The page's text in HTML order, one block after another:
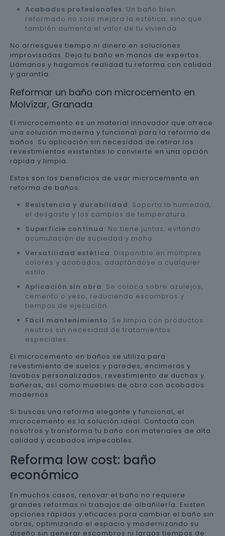
Acabados profesionales: Un baño bien
reformado no solo mejora la estética, sino que
también aumenta el valor de tu vivienda.
No arriesgues tiempo ni dinero en soluciones
improvisadas. Deja tu baño en manos de expertos.
Llámanos y hagamos realidad tu reforma con calidad
y garantía.
Reformar un baño con microcemento en
Molvízar, Granada
El microcemento es un material innovador que ofrece
una solución moderna y funcional para la reforma de
baños. Su aplicación sin necesidad de retirar los
revestimientos existentes lo convierte en una opción
rápida y limpia.
Estos son los beneficios de usar microcemento en
reforma de baños:
Resistencia y durabilidad: Soporta la humedad,
el desgaste y los cambios de temperatura.
Superficie continua: No tiene juntas, evitando
acumulación de suciedad y moho.
Versatilidad estética: Disponible en múltiples
colores y acabados, adaptándose a cualquier
estilo.
Aplicación sin obra: Se coloca sobre azulejos,
cemento o yeso, reduciendo escombros y
tiempos de ejecución.
Fácil mantenimiento: Se limpia con productos
neutros sin necesidad de tratamientos
especiales.
El microcemento en baños se utiliza para
revestimiento de suelos y paredes, encimeras y
lavabos personalizados, revestimiento de duchas y
bañeras, así como muebles de obra con acabados
modernos.
Si buscas una reforma elegante y funcional, el
microcemento es la solución ideal. Contacta con
nosotros y transforma tu baño con materiales de alta
calidad y acabados impecables.
Reforma low cost: baño
económico
En muchos casos, renovar el baño no requiere
grandes reformas ni trabajos de albañilería. Existen
opciones rápidas y eficaces para cambiar el baño sin
obras, optimizando el espacio y modernizando su
diseño sin generar escombros ni largos tiempos de